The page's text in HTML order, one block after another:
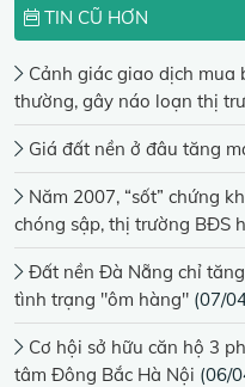
TIN CŨ HƠN
Cảnh giác giao dịch
thường, gây náo loạn thị
Giá đất nền ở đâu tăng
Năm 2007, “sốt” chứng
chóng sập, thị trường BĐS
Đất nền Đà Nẵng chỉ
tình trạng "ôm hàng" (07/
Cơ hội sở hữu căn hộ 3
tâm Đông Bắc Hà Nội (06/